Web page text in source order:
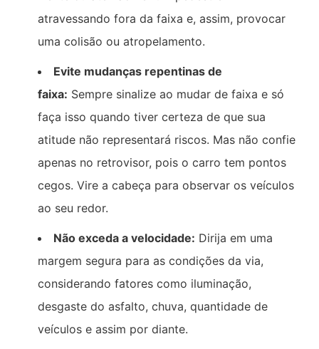
atravessando fora da faixa e, assim, provocar
uma colisão ou atropelamento.
Evite mudanças repentinas de
faixa: Sempre sinalize ao mudar de faixa e só
faça isso quando tiver certeza de que sua
atitude não representará riscos. Mas não confie
apenas no retrovisor, pois o carro tem pontos
cegos. Vire a cabeça para observar os veículos
ao seu redor.
Não exceda a velocidade: Dirija em uma
margem segura para as condições da via,
considerando fatores como iluminação,
desgaste do asfalto, chuva, quantidade de
veículos e assim por diante.